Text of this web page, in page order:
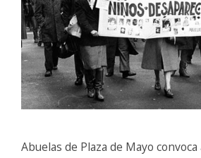
Abuelas de Plaza de Mayo